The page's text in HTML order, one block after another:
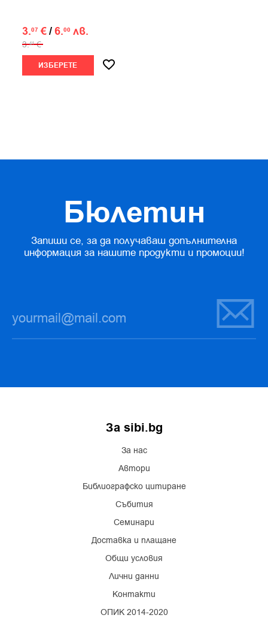
3.07 €/6.00 лв.
3.41 €
ИЗБЕРЕТЕ
Бюлетин
Запиши се, за да получаваш допълнителна
информация за нашите продукти и промоции!
За sibi.bg
За нас
Автори
Библиографско цитиране
Събития
Семинари
Доставка и плащане
Общи условия
Лични данни
Контакти
ОПИК 2014-2020